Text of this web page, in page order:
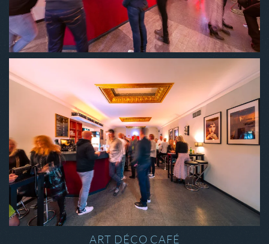
ART DÉCO CAFÉ